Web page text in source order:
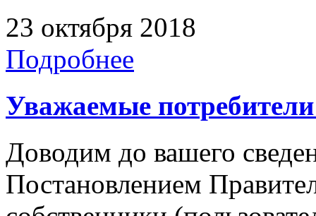
23 октября 2018
Подробнее
Уважаемые потребители
Доводим до вашего
Постановлением